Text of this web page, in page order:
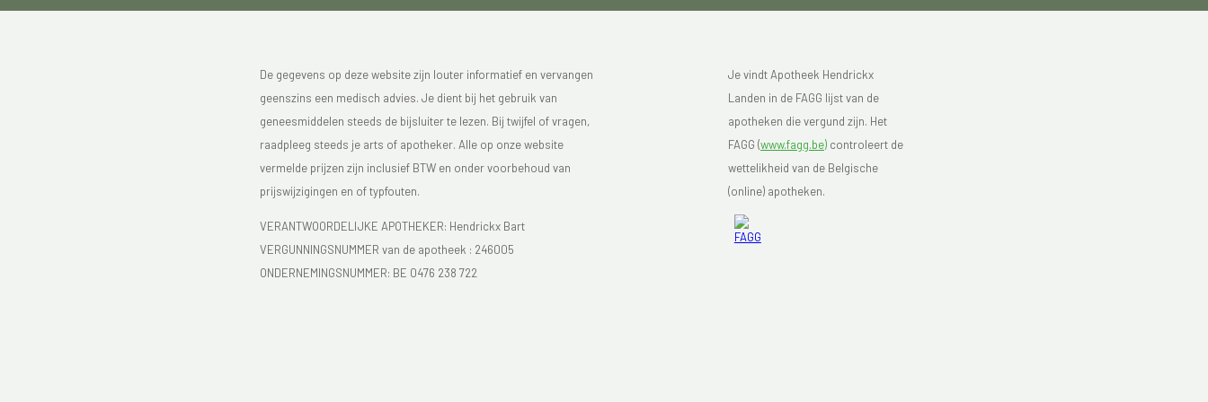
De gegevens op deze website zijn louter informatief en vervangen
geenszins een medisch advies. Je dient bij het gebruik van
geneesmiddelen steeds de bijsluiter te lezen. Bij twijfel of vragen,
raadpleeg steeds je arts of apotheker. Alle op onze website
vermelde prijzen zijn inclusief BTW en onder voorbehoud van
prijswijzigingen en of typfouten.
VERANTWOORDELIJKE APOTHEKER: Hendrickx Bart
VERGUNNINGSNUMMER van de apotheek : 246005
ONDERNEMINGSNUMMER: BE 0476 238 722
Je vindt Apotheek Hendrickx
Landen in de FAGG lijst van de
apotheken die vergund zijn. Het
FAGG (www.fagg.be)controleert de
wettelikheid van de Belgische
(online) apotheken.